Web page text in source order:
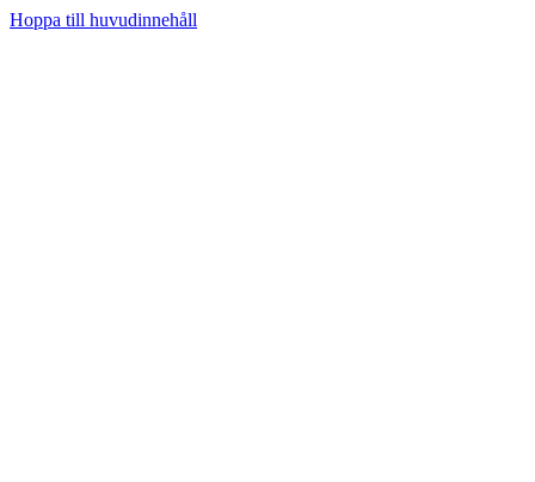
Hoppa till huvudinnehåll